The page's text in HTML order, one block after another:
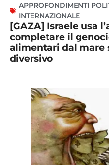
APPROFONDIMENTI
INTERNAZIONALE
[GAZA] Israele usa
completare il
alimentari dal mare
diversivo